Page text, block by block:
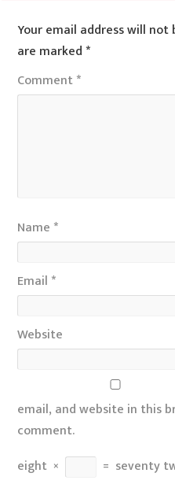
Your email address will not
are marked*
Comment*
Name *
Email *
Website
email, and website in this
comment.
eight × = seventy